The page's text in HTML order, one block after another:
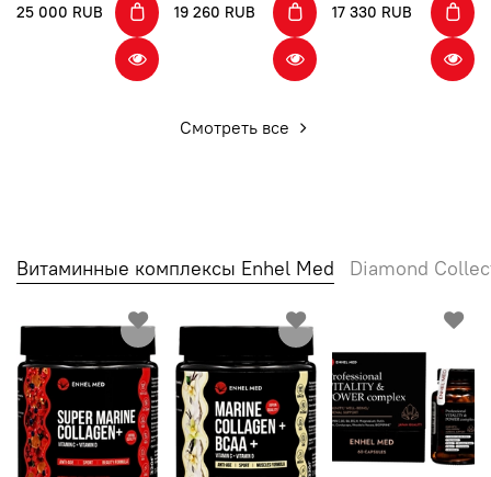
25 000 RUB 19 260 RUB 17 330 RUB
Смотреть все
Витаминные комплексы Enhel Med Diamond